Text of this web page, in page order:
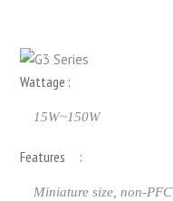
Wattage :
15W~150W
Features :
Miniature size, non-PFC